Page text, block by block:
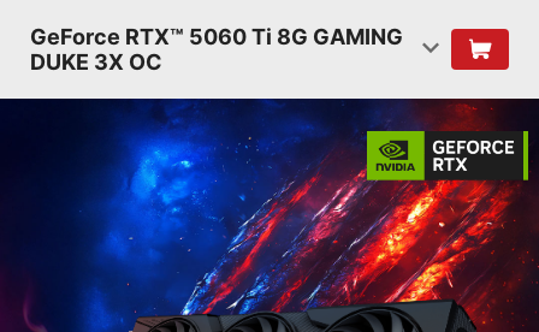
GeForce RTX™ 5060 Ti 8G GAMING
DUKE 3X OC